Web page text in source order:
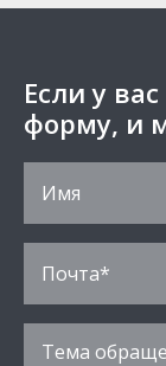
Если у
форму, и